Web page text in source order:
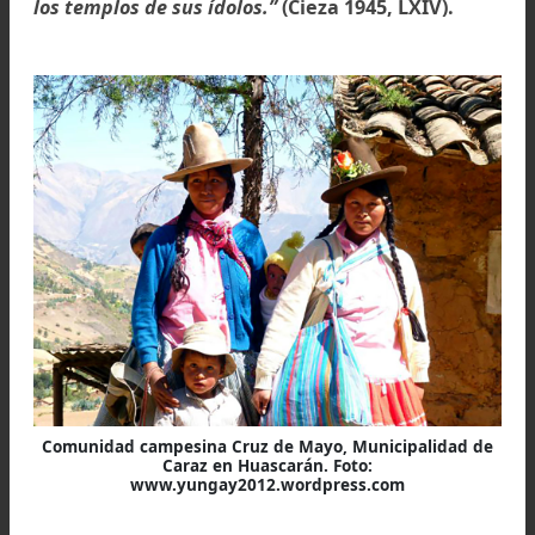
serranos y yungas ha el demonio este vicio
de especie de santidad, y es que cada
adoratorio principal tiene un hombre o dos o
según es el ídolo, los cuales andan vestidos
mujeres desde el tiempo que eran
hablaban como tales, y en su manera, traje y
lo demás remedaban a las mujeres. Como
casi como por vía de santidad y religión, tienen
fiestas y días principales su ayuntamiento
y torpe, especialmente los señores y
Esto sé porque he castigado a dos: [...]. ..a
cuales hablándoles yo sobre esta maldad
cometían, y agravándoles la fealdad del